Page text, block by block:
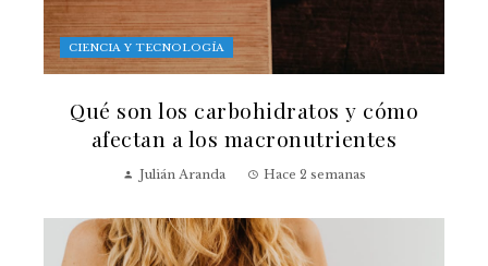
CIENCIA Y TECNOLOGÍA
Qué son los carbohidratos y cómo
afectan a los macronutrientes
Julián Aranda Hace 2 semanas